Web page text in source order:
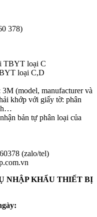
378)
TBYT loại C
loại C,D
(model, manufacturer và
khớp với giấy tờ: phân
bản tự phân loại của
(zalo/tel)
NHẬP KHẨU THIẾT BỊ